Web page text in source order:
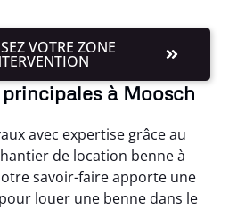
VOTRE ZONE
à Moosch
avec expertise grâce au
de location benne à
savoir-faire apporte une
louer une benne dans le